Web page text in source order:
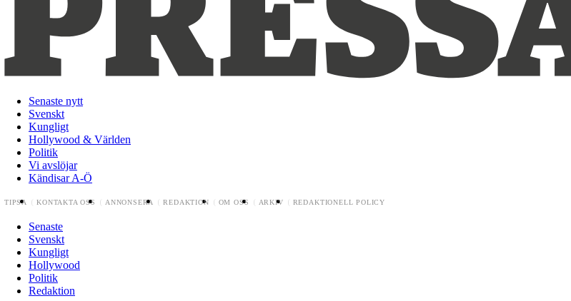
Senaste nytt
Svenskt
Kungligt
Hollywood & Världen
Politik
Vi avslöjar
Kändisar A-Ö
TIPSA KONTAKTA OSS ANNONSERA REDAKTION OM OSS ARKIV REDAKTIONELL POLICY
Senaste
Svenskt
Kungligt
Hollywood
Politik
Redaktion